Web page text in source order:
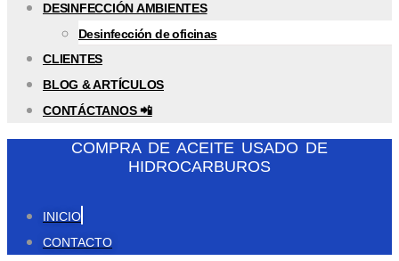
DESINFECCIÓN AMBIENTES
Desinfección de oficinas
CLIENTES
BLOG & ARTÍCULOS
CONTÁCTANOS 📲
COMPRA DE ACEITE USADO DE
HIDROCARBUROS
INICIO
CONTACTO